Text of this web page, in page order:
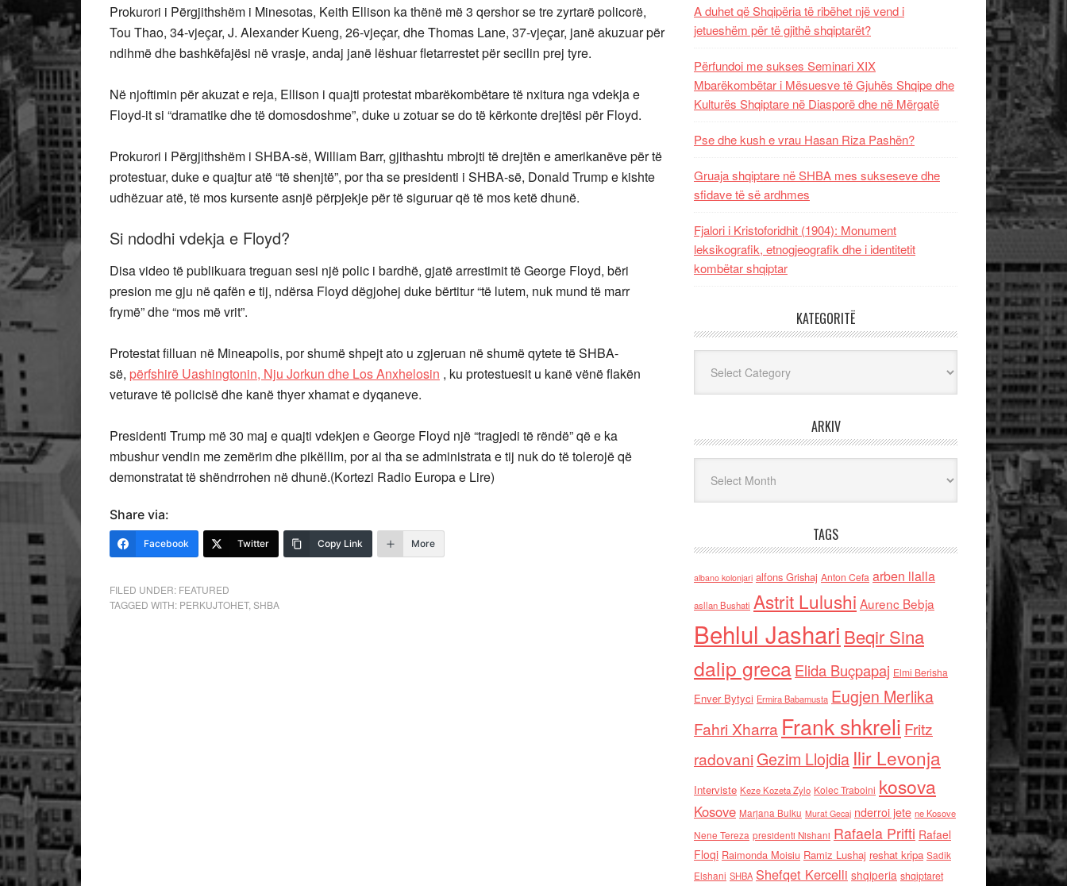
Prokurori i Përgjithshëm i Minesotas, Keith Ellison ka thënë më 3 qershor se tre zyrtarë policorë,
Tou Thao, 34-vjeçar, J. Alexander Kueng, 26-vjeçar, dhe Thomas Lane, 37-vjeçar, janë akuzuar për
ndihmë dhe bashkëfajësi në vrasje, andaj janë lëshuar fletarrestet për secilin prej tyre.
Në njoftimin për akuzat e reja, Ellison i quajti protestat mbarëkombëtare të nxitura nga vdekja e
Floyd-it si “dramatike dhe të domosdoshme”, duke u zotuar se do të kërkonte drejtësi për Floyd.
Prokurori i Përgjithshëm i SHBA-së, William Barr, gjithashtu mbrojti të drejtën e amerikanëve për të
protestuar, duke e quajtur atë “të shenjtë”, por tha se presidenti i SHBA-së, Donald Trump e kishte
udhëzuar atë, të mos kursente asnjë përpjekje për të siguruar që të mos ketë dhunë.
Si ndodhi vdekja e Floyd?
Disa video të publikuara treguan sesi një polic i bardhë, gjatë arrestimit të George Floyd, bëri
presion me gju në qafën e tij, ndërsa Floyd dëgjohej duke bërtitur “të lutem, nuk mund të marr
frymë” dhe “mos më vrit”.
Protestat filluan në Mineapolis, por shumë shpejt ato u zgjeruan në shumë qytete të SHBA-
së, përfshirë Uashingtonin, Nju Jorkun dhe Los Anxhelosin , ku protestuesit u kanë vënë flakën
veturave të policisë dhe kanë thyer xhamat e dyqaneve.
Presidenti Trump më 30 maj e quajti vdekjen e George Floyd një “tragjedi të rëndë” që e ka
mbushur vendin me zemërim dhe pikëllim, por ai tha se administrata e tij nuk do të tolerojë që
demonstratat të shëndrrohen në dhunë.(Kortezi Radio Europa e Lire)
Share via:
Facebook Twitter Copy Link More
FILED UNDER: FEATURED
TAGGED WITH: PERKUJTOHET,SHBA
A duhet që Shqipëria të ribëhet një vend i
jetueshëm për të gjithë shqiptarët?
Përfundoi me sukses Seminari XIX
Mbarëkombëtar i Mësuesve të Gjuhës Shqipe dhe
Kulturës Shqiptare në Diasporë dhe në Mërgatë
Pse dhe kush e vrau Hasan Riza Pashën?
Gruaja shqiptare në SHBA mes sukseseve dhe
sfidave të së ardhmes
Fjalori i Kristoforidhit (1904): Monument
leksikografik, etnogjeografik dhe i identitetit
kombëtar shqiptar
KATEGORITË
ARKIV
TAGS
albano kolonjari alfons Grishaj Anton Cefa arben llalla
asllan Bushati Astrit Lulushi Aurenc Bebja
Behlul Jashari Beqir Sina
dalip grecaElida Buçpapaj Elmi Berisha
Enver Bytyci Ermira Babamusta Eugjen Merlika
Fahri Xharra Frank shkreli Fritz
radovaniGezim Llojdia Ilir Levonja
Interviste Keze Kozeta Zylo Kolec Traboini kosova
Kosove Marjana Bulku Murat Gecaj nderroi jete ne Kosove
Nene Tereza presidenti Nishani Rafaela Prifti Rafael
Floqi Raimonda Moisiu Ramiz Lushaj reshat kripa Sadik
Elshani SHBA Shefqet Kercelli shqiperia shqiptaret